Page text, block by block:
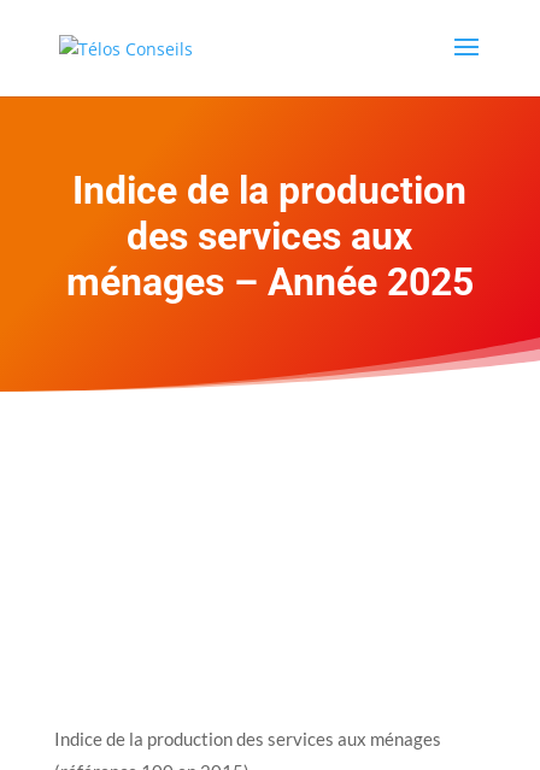
Indice de la production
des services aux
ménages – Année 2025
Indice de la production des services aux ménages